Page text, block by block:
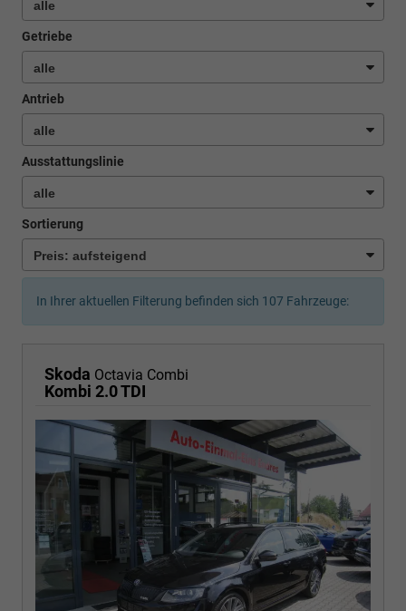
Getriebe
Antrieb
Ausstattungslinie
Sortierung
In Ihrer aktuellen Filterung befinden sich 107 Fahrzeuge:
Skoda Octavia Combi
Kombi 2.0 TDI